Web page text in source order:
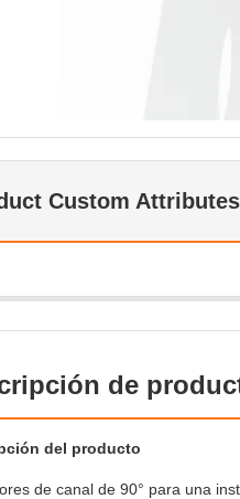
Custom Attributes
de
del producto
de canal de 90° para una